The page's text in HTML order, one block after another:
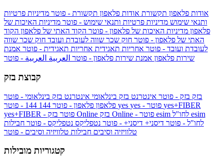
אודות פלאפון תקשורת אודות פלאפון תקשורת - פוטר מדיניות פרטיות
ותנאי שימוש מדיניות פרטיות ותנאי שימוש - פוטר מדיניות האיכות של
פלאפון מדיניות האיכות של פלאפון - פוטר הקוד האתי של פלאפון הקוד
האתי של פלאפון - פוטר חוק שכר שווה לעובדת ועובד חוק שכר שווה
לעובדת ועובד - פוטר אחריות תאגידית אחריות תאגידית - פוטר אמנת
שירות פלאפון אמנת שירות פלאפון - פוטר العربية العربية - פוטר
קבוצת בזק
בזק בזק - פוטר אינטרנט בזק בינלאומי אינטרנט בזק בינלאומי - פוטר
פלאפון פלאפון - פוטר 144 yes
yes+FIBER
yes+FIBER - פוטר בזק Online
esim
לחו"ל - פוטר דיסני+ דיסני+ - פוטר נטפליקס נטפליקס - פוטר חבילות
טלוויזיה וסיבים חבילות טלוויזיה וסיבים - פוטר
קטגוריות מובילות